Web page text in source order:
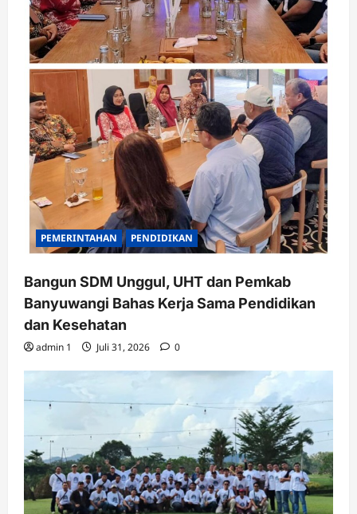
PEMERINTAHAN PENDIDIKAN
Bangun SDM Unggul, UHT dan Pemkab
Banyuwangi Bahas Kerja Sama Pendidikan
dan Kesehatan
admin 1 Juli 31, 2026 0